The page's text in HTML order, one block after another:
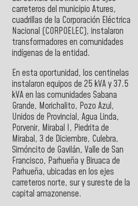
carreteros del municipio Atures,
cuadrillas de la Corporación Eléctrica
Nacional (CORPOELEC), instalaron
transformadores en comunidades
indígenas de la entidad.
En esta oportunidad, los centinelas
instalaron equipos de 25 kVA y 37.5
kVA en las comunidades Sabana
Grande, Morichalito, Pozo Azul,
Unidos de Provincial, Agua Linda,
Porvenir, Mirabal I, Piedrita de
Mirabal, 3 de Diciembre, Culebra,
Simóncito de Gavilán, Valle de San
Francisco, Parhueña y Biruaca de
Parhueña, ubicadas en los ejes
carreteros norte, sur y sureste de la
capital amazonense.